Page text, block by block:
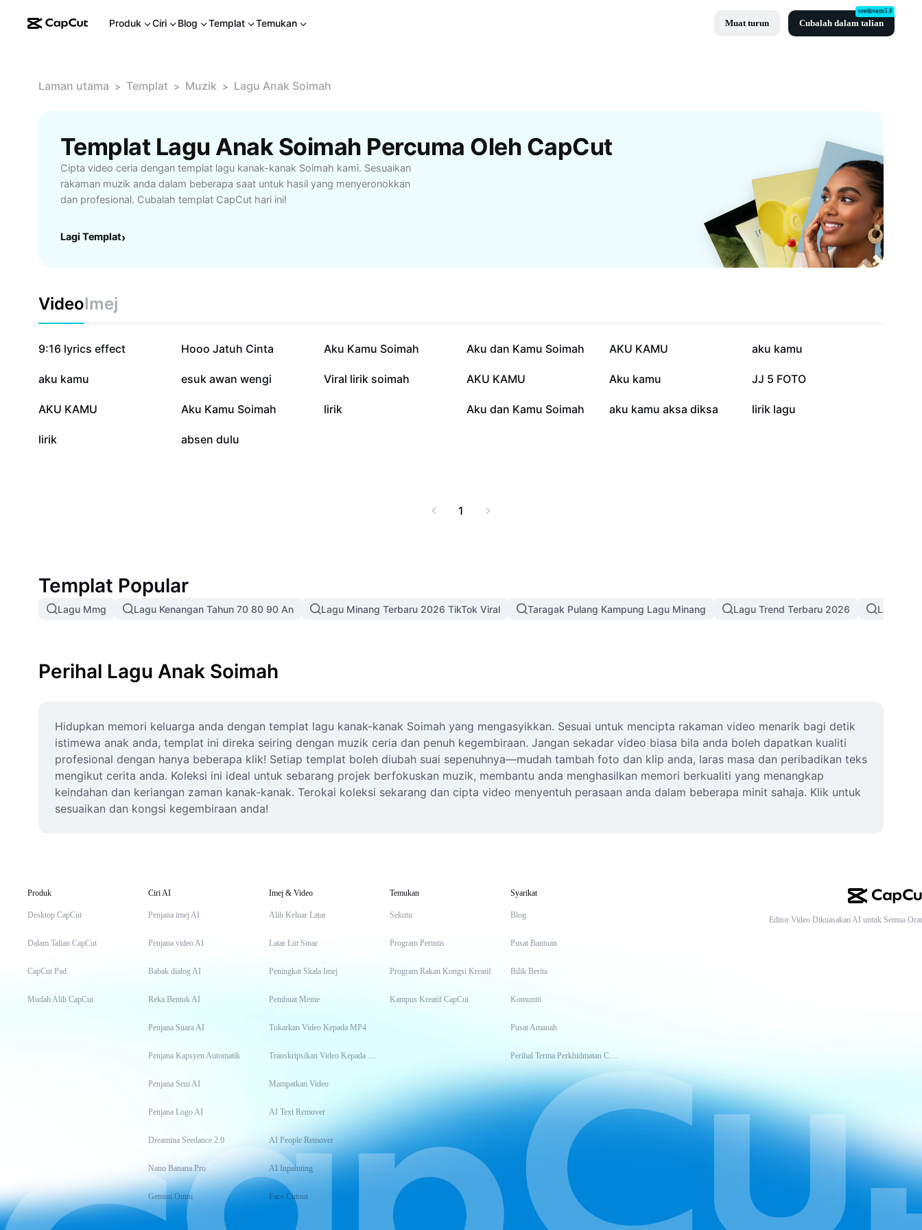
Produk Ciri Blog Templat Temukan Muat turun Cubalah dalam talian
seedream5.0
Laman utama > Templat > Muzik > Lagu Anak Soimah
Templat Lagu Anak Soimah Percuma Oleh CapCut
Cipta video ceria dengan templat lagu kanak-kanak Soimah kami. Sesuaikan
rakaman muzik anda dalam beberapa saat untuk hasil yang menyeronokkan
dan profesional. Cubalah templat CapCut hari ini!
Lagi Templat›
VideoImej
345.3K
9:16 lyrics effect 91.9K
Hooo Jatuh Cinta 5.3K
Aku Kamu Soimah 5.3K
Aku dan Kamu Soimah 2.5K
AKU KAMU 2.1K
aku kamu
897
aku kamu 654
esuk awan wengi 635
Viral lirik soimah 533
AKU KAMU 404
Aku kamu 378
JJ 5 FOTO
372
AKU KAMU 364
Aku Kamu Soimah 358
lirik 290
Aku dan Kamu Soimah 141
aku kamu aksa diksa 140
lirik lagu
11
lirik 5
absen dulu
1
Templat Popular
Lagu Mmg Lagu Kenangan Tahun 70 80 90 An Lagu Minang Terbaru 2026 TikTok Viral Taragak Pulang Kampung Lagu Minang Lagu Trend Terbaru 2026 Lagu
Perihal Lagu Anak Soimah
Hidupkan memori keluarga anda dengan templat lagu kanak-kanak Soimah yang mengasyikkan. Sesuai untuk mencipta rakaman video menarik bagi detik
istimewa anak anda, templat ini direka seiring dengan muzik ceria dan penuh kegembiraan. Jangan sekadar video biasa bila anda boleh dapatkan kualiti
profesional dengan hanya beberapa klik! Setiap templat boleh diubah suai sepenuhnya—mudah tambah foto dan klip anda, laras masa dan peribadikan teks
mengikut cerita anda. Koleksi ini ideal untuk sebarang projek berfokuskan muzik, membantu anda menghasilkan memori berkualiti yang menangkap
keindahan dan keriangan zaman kanak-kanak. Terokai koleksi sekarang dan cipta video menyentuh perasaan anda dalam beberapa minit sahaja. Klik untuk
sesuaikan dan kongsi kegembiraan anda!
Produk
Desktop CapCut
Dalam Talian CapCut
CapCut Pad
Mudah Alih CapCut
Ciri AI
Penjana imej AI
Penjana video AI
Babak dialog AI
Reka Bentuk AI
Penjana Suara AI
Penjana Kapsyen Automatik
Penjana Seni AI
Penjana Logo AI
Dreamina Seedance 2.0
Nano Banana Pro
Gemini Omni
Imej & Video
Alih Keluar Latar
Latar Lut Sinar
Peningkat Skala Imej
Pembuat Meme
Tukarkan Video Kepada MP4
Transkripsikan Video Kepada Teks
Mampatkan Video
AI Text Remover
AI People Remover
AI Inpainting
Face Cutout
Temukan
Sekutu
Program Perintis
Program Rakan Kongsi Kreatif
Kampus Kreatif CapCut
Syarikat
Blog
Pusat Bantuan
Bilik Berita
Komuniti
Pusat Amanah
Perihal Terma Perkhidmatan CapCut
Editor Video Dikuasakan AI untuk Semua